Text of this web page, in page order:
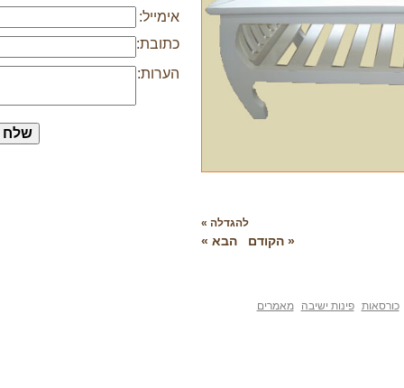
אימייל:
כתובת:
הערות:
להגדלה »
« הקודם הבא »
פינות ישיבה מאמרים